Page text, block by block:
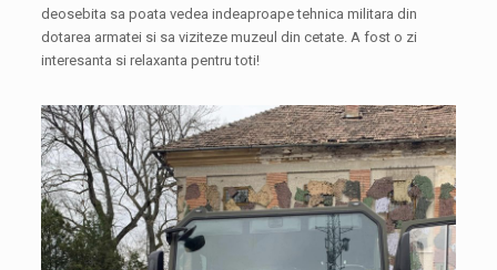
deosebita sa poata vedea indeaproape tehnica militara din
dotarea armatei si sa viziteze muzeul din cetate. A fost o zi
interesanta si relaxanta pentru toti!